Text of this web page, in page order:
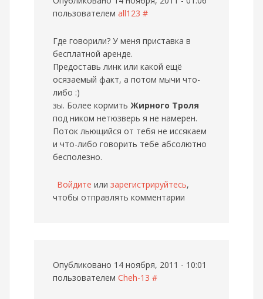
пользователем all123 #
Где говорили? У меня приставка в
бесплатной аренде.
Предоставь линк или какой ещё
осязаемый факт, а потом мычи что-
либо :)
зы. Более кормить Жирного Троля
под ником нетюзверь я не намерен.
Поток льющийся от тебя не иссякаем
и что-либо говорить тебе абсолютно
бесполезно.
Войдите или зарегистрируйтесь,
чтобы отправлять комментарии
Опубликовано 14 ноября, 2011 - 10:01
пользователем Cheh-13 #